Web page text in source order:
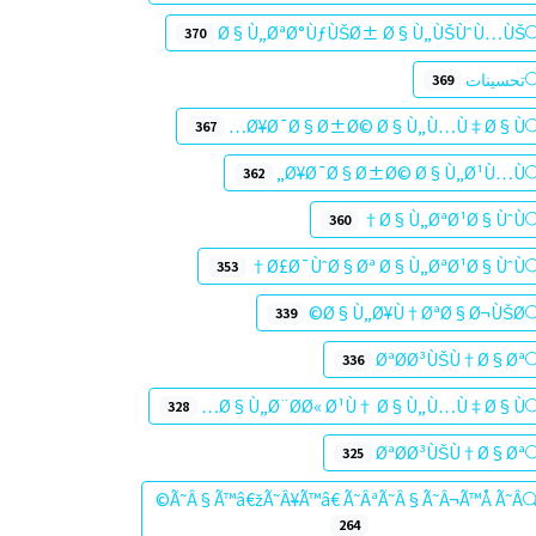
Ø§Ù„ØªØ°ÙƒÙŠØ± Ø§Ù„ÙŠÙˆÙ…ÙŠ
370
تحسينات 369
Ø¥Ø¯Ø§Ø±Ø© Ø§Ù„Ù…Ù‡Ø§Ù…
367
Ø¥Ø¯Ø§Ø±Ø© Ø§Ù„Ø¹Ù…Ù„
362
Ø§Ù„ØªØ¹Ø§ÙˆÙ†
360
Ø£Ø¯ÙˆØ§Øª Ø§Ù„ØªØ¹Ø§ÙˆÙ†
353
Ø§Ù„Ø¥Ù†ØªØ§Ø¬ÙŠØ©
339
ØªØØ³ÙŠÙ†Ø§Øª
336
Ø§Ù„Ø¨ØØ« Ø¹Ù† Ø§Ù„Ù…Ù‡Ø§Ù…
328
ØªØ­Ø³ÙŠÙ†Ø§Øª
325
Ã˜Â§Ã™â€žÃ˜Â¥Ã™â€ Ã˜ÂªÃ˜Â§Ã˜Â¬Ã™Å Ã˜Â©
264